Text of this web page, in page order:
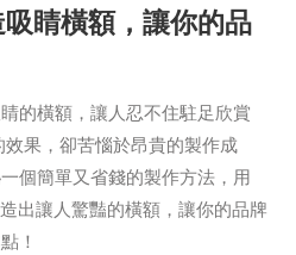
睛橫額，讓你的品
的橫額，讓人忍不住駐足欣賞
果，卻苦惱於昂貴的製作成
個簡單又省錢的製作方法，用
出讓人驚豔的橫額，讓你的品牌
！